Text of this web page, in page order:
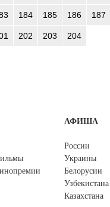
184 185 186 187
202 203 204
АФИША
России
Украины
Белорусии
Узбекистана
Казахстана